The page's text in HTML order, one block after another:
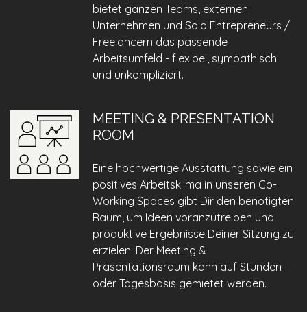
bietet ganzen Teams, externen
Unternehmen und Solo Entrepreneurs /
Freelancern das passende
Arbeitsumfeld - flexibel, sympathisch
und unkompliziert.
MEETING & PRESENTATION
ROOM
Eine hochwertige Ausstattung sowie ein
positives Arbeitsklima in unseren Co-
Working Spaces gibt Dir den benötigten
Raum, um Ideen voranzutreiben und
produktive Ergebnisse Deiner Sitzung zu
erzielen. Der Meeting &
Präsentationsraum kann auf Stunden-
oder Tagesbasis gemietet werden.